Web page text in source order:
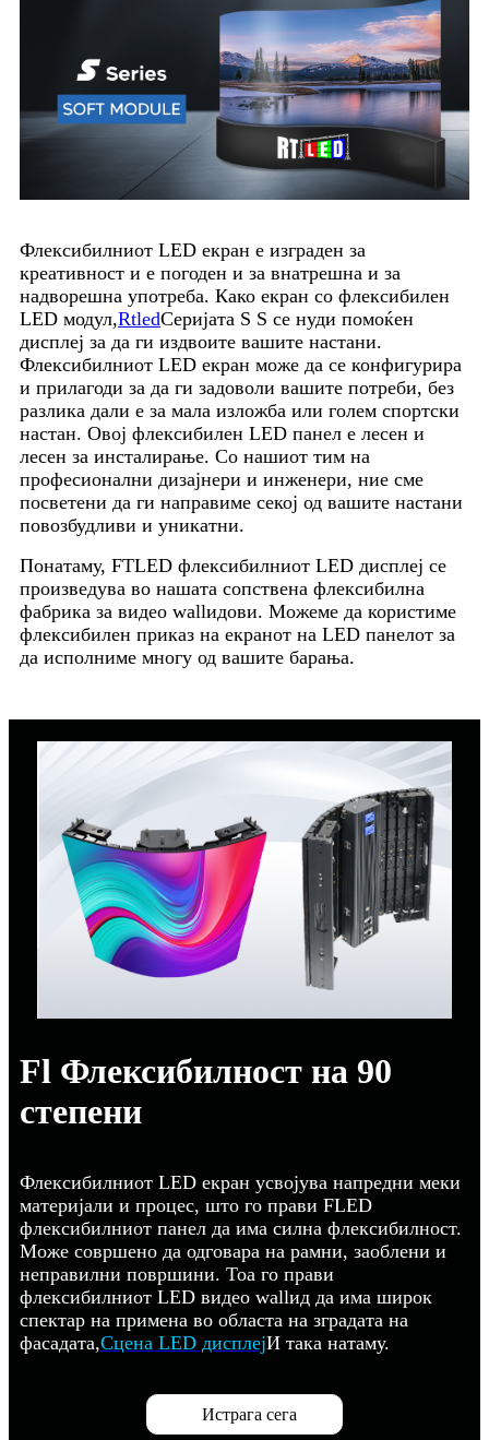
Флексибилниот LED екран е изграден за
креативност и е погоден и за внатрешна и за
надворешна употреба. Како екран со флексибилен
LED модул,RtledСеријата S S се нуди помоќен
дисплеј за да ги издвоите вашите настани.
Флексибилниот LED екран може да се конфигурира
и прилагоди за да ги задоволи вашите потреби, без
разлика дали е за мала изложба или голем спортски
настан. Овој флексибилен LED панел е лесен и
лесен за инсталирање. Со нашиот тим на
професионални дизајнери и инженери, ние сме
посветени да ги направиме секој од вашите настани
повозбудливи и уникатни.
Понатаму, FTLED флексибилниот LED дисплеј се
произведува во нашата сопствена флексибилна
фабрика за видео wallидови. Можеме да користиме
флексибилен приказ на екранот на LED панелот за
да исполниме многу од вашите барања.
Fl Флексибилност на 90
степени
Флексибилниот LED екран усвојува напредни меки
материјали и процес, што го прави FLED
флексибилниот панел да има силна флексибилност.
Може совршено да одговара на рамни, заоблени и
неправилни површини. Тоа го прави
флексибилниот LED видео wallид да има широк
спектар на примена во областа на зградата на
фасадата,Сцена LED дисплејИ така натаму.
Истрага сега